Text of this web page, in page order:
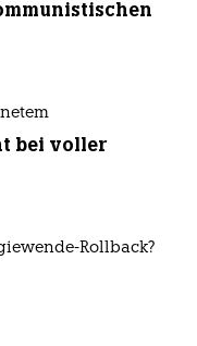
bei voller
Rollback?